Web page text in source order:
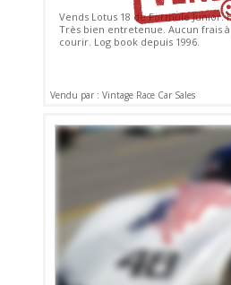
Vends Lotus 18 de Formule Junior.
Très bien entretenue. Aucun frais
courir. Log book depuis 1996.
Vendu par : Vintage Race Car Sales